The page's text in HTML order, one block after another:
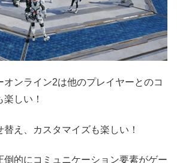
オンライン2は他のプレイヤーとのコ
しい！
え、カスタマイズも楽しい！
倒的にコミュニケーション要素がゲー